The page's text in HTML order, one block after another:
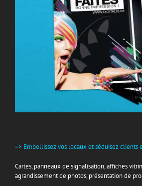
.
=> Embellissez vos locaux et séduisez clients
Cartes, panneaux de signalisation, affiches
agrandissement de photos, présentation de